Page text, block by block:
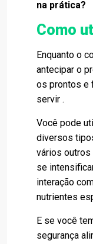
na prática?
Como
Enquanto o
antecipar o
os prontos e
servir .
Você pode
diversos
vários outros
se
interação
nutrientes
E se você
segurança